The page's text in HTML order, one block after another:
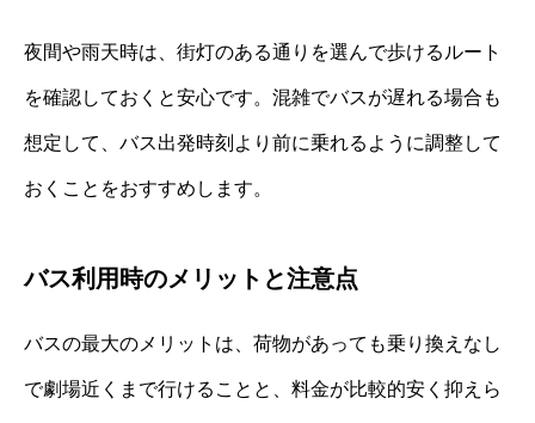
夜間や雨天時は、街灯のある通りを選んで歩けるルート
を確認しておくと安心です。混雑でバスが遅れる場合も
想定して、バス出発時刻より前に乗れるように調整して
おくことをおすすめします。
バス利用時のメリットと注意点
バスの最大のメリットは、荷物があっても乗り換えなし
で劇場近くまで行けることと、料金が比較的安く抑えら